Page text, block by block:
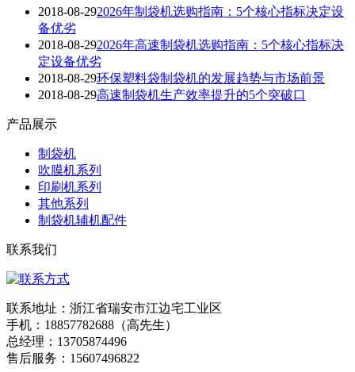
2018-08-292026年制袋机选购指南：5个核心指标决定设
备优劣
2018-08-292026年高速制袋机选购指南：5个核心指标决
定设备优劣
2018-08-29环保塑料袋制袋机的发展趋势与市场前景
2018-08-29高速制袋机生产效率提升的5个突破口
产品展示
制袋机
吹膜机系列
印刷机系列
其他系列
制袋机辅机配件
联系我们
联系地址：浙江省瑞安市江边宅工业区
手机：18857782688（高先生）
总经理：13705874496
售后服务：15607496822